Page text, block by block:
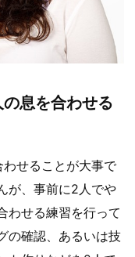
息を合わせる
せることが大事で
が、事前に2人でや
わせる練習を行って
の確認、あるいは技